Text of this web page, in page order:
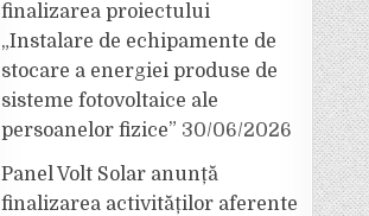
finalizarea proiectului
„Instalare de echipamente de
stocare a energiei produse de
sisteme fotovoltaice ale
persoanelor fizice” 30/06/2026
Panel Volt Solar anunță
finalizarea activităților aferente